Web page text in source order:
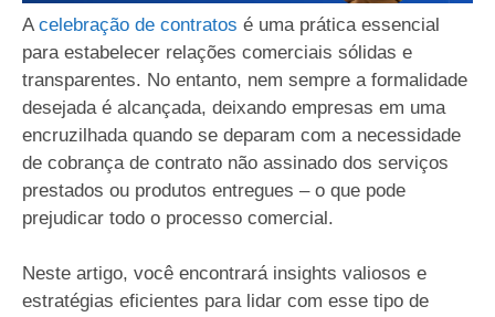
A celebração de contratos é uma prática essencial
para estabelecer relações comerciais sólidas e
transparentes. No entanto, nem sempre a formalidade
desejada é alcançada, deixando empresas em uma
encruzilhada quando se deparam com a necessidade
de cobrança de contrato não assinado dos serviços
prestados ou produtos entregues – o que pode
prejudicar todo o processo comercial.
Neste artigo, você encontrará insights valiosos e
estratégias eficientes para lidar com esse tipo de